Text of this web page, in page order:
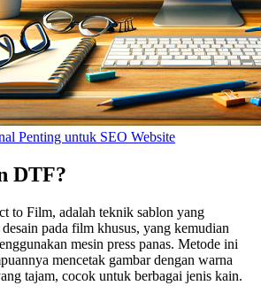
Penting untuk SEO Website
DTF?
to Film, adalah teknik sablon yang
pada film khusus, yang kemudian
mesin press panas. Metode ini
mencetak gambar dengan warna
tajam, cocok untuk berbagai jenis kain.